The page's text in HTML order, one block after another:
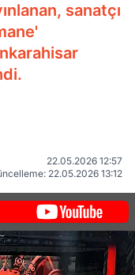
sanatçı
22.05.2026 12:57
22.05.2026 13:12